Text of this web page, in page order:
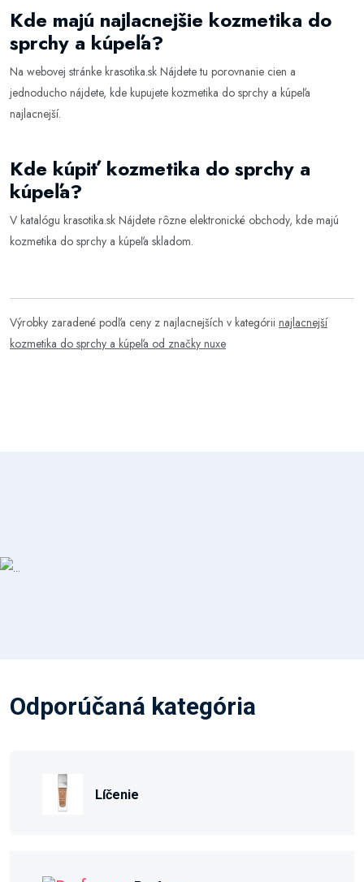
Kde majú najlacnejšie kozmetika do
sprchy a kúpeľa?
Na webovej stránke krasotika.sk Nájdete tu porovnanie cien a
jednoducho nájdete, kde kupujete kozmetika do sprchy a kúpeľa
najlacnejší.
Kde kúpiť kozmetika do sprchy a
kúpeľa?
V katalógu krasotika.sk Nájdete rôzne elektronické obchody, kde majú
kozmetika do sprchy a kúpeľa skladom.
Výrobky zaradené podľa ceny z najlacnejších v kategórii najlacnejší
kozmetika do sprchy a kúpeľa od značky nuxe
Odporúčaná kategória
Líčenie